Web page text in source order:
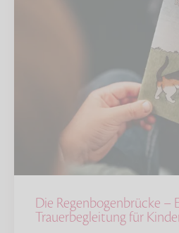
Die Regenbogenbrücke –
Trauerbegleitung für